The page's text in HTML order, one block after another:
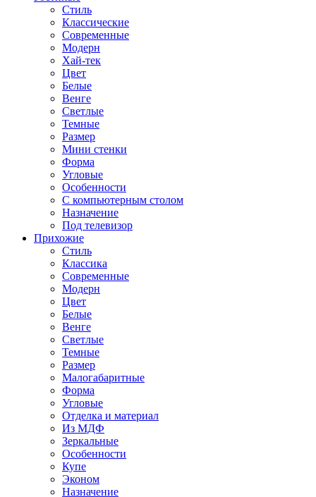
Стиль
Классические
Современные
Модерн
Хай-тек
Цвет
Белые
Венге
Светлые
Темные
Размер
Мини стенки
Форма
Угловые
Особенности
С компьютерным столом
Назначение
Под телевизор
Прихожие
Стиль
Классика
Современные
Модерн
Цвет
Белые
Венге
Светлые
Темные
Размер
Малогабаритные
Форма
Угловые
Отделка и материал
Из МДФ
Зеркальные
Особенности
Купе
Эконом
Назначение